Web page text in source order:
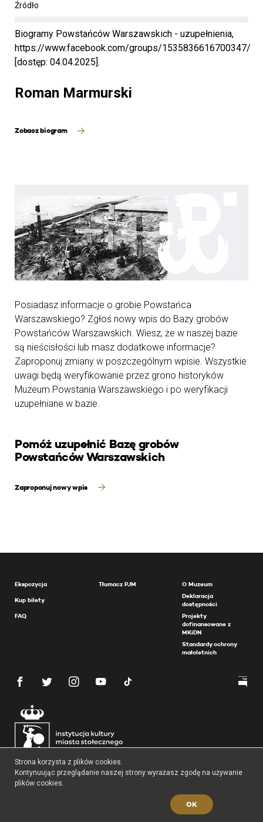
Źródło
Biogramy Powstańców Warszawskich - uzupełnienia,
https://www.facebook.com/groups/1535836616700347/
[dostęp: 04.04.2025].
Roman Marmurski
Zobacz biogram
Posiadasz informacje o grobie Powstańca
Warszawskiego? Zgłoś nowy wpis do Bazy grobów
Powstańców Warszawskich. Wiesz, że w naszej bazie
są nieścisłości lub masz dodatkowe informacje?
Zaproponuj zmiany w poszczególnym wpisie. Wszystkie
uwagi będą weryfikowanie przez grono historyków
Muzeum Powstania Warszawskiego i po weryfikacji
uzupełniane w bazie.
Pomóż uzupełnić Bazę grobów
Powstańców Warszawskich
Zaproponuj nowy wpis
Ekspozycja
Kup bilety
FAQ
Tłumacz PJM
O Muzeum
Deklaracja
dostępności
Projekty
dofinansowane z
MKiDN
Standardy ochrony
małoletnich
Copyright 2026 Muzeum Powstania Warszawskiego
Strona korzysta z plików cookies.
Kontynuując przeglądanie naszej strony wyrażasz zgodę na używanie
plików cookies.
OK